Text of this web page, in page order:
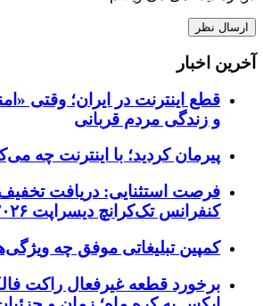
آخرین اخبار
قطع اینترنت در ایران؛ وقتی
و زندگی مردم قربانی
پیرمان کردید؛ با اینترنت چه
کنفرانس تک‌کرانچ دیسراپت ۲۰۲۶
کمپین تبلیغاتی موفق چه